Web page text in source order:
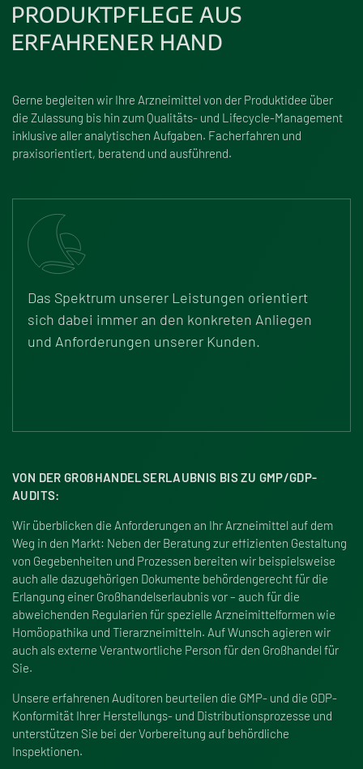
PRODUKTPFLEGE AUS
ERFAHRENER HAND
Gerne begleiten wir Ihre Arzneimittel von der Produktidee über
die Zulassung bis hin zum Qualitäts- und Lifecycle-Management
inklusive aller analytischen Aufgaben. Facherfahren und
praxisorientiert, beratend und ausführend.
Das Spektrum unserer Leistungen orientiert
sich dabei immer an den konkreten Anliegen
und Anforderungen unserer Kunden.
VON DER GROßHANDELSERLAUBNIS BIS ZU GMP/GDP-
AUDITS:
Wir überblicken die Anforderungen an Ihr Arzneimittel auf dem
Weg in den Markt: Neben der Beratung zur effizienten Gestaltung
von Gegebenheiten und Prozessen bereiten wir beispielsweise
auch alle dazugehörigen Dokumente behördengerecht für die
Erlangung einer Großhandelserlaubnis vor – auch für die
abweichenden Regularien für spezielle Arzneimittelformen wie
Homöopathika und Tierarzneimitteln. Auf Wunsch agieren wir
auch als externe Verantwortliche Person für den Großhandel für
Sie.
Unsere erfahrenen Auditoren beurteilen die GMP- und die GDP-
Konformität Ihrer Herstellungs- und Distributionsprozesse und
unterstützen Sie bei der Vorbereitung auf behördliche
Inspektionen.